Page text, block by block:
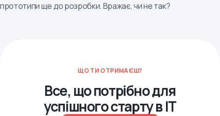
прототипи ще до розробки. Вражає, чи не так?
ЩО ТИ ОТРИМАЄШ?
Все, що потрібно для
успішного старту в IT